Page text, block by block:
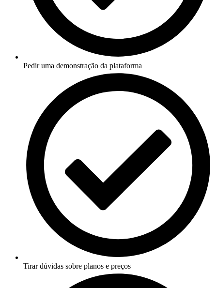
Pedir uma demonstração da plataforma
Tirar dúvidas sobre planos e preços